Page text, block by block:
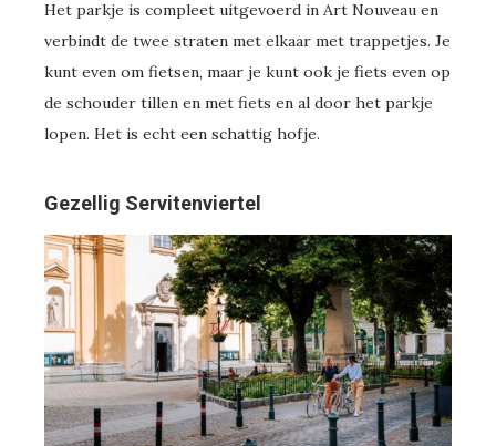
Het parkje is compleet uitgevoerd in Art Nouveau en
verbindt de twee straten met elkaar met trappetjes. Je
kunt even om fietsen, maar je kunt ook je fiets even op
de schouder tillen en met fiets en al door het parkje
lopen. Het is echt een schattig hofje.
Gezellig Servitenviertel